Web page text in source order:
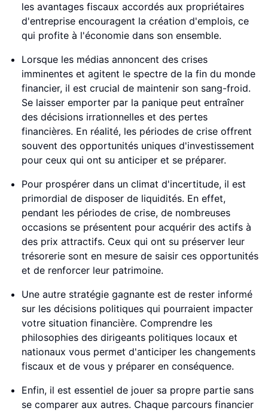
les avantages fiscaux accordés aux propriétaires
d'entreprise encouragent la création d'emplois, ce
qui profite à l'économie dans son ensemble.
Lorsque les médias annoncent des crises
imminentes et agitent le spectre de la fin du monde
financier, il est crucial de maintenir son sang-froid.
Se laisser emporter par la panique peut entraîner
des décisions irrationnelles et des pertes
financières. En réalité, les périodes de crise offrent
souvent des opportunités uniques d'investissement
pour ceux qui ont su anticiper et se préparer.
Pour prospérer dans un climat d'incertitude, il est
primordial de disposer de liquidités. En effet,
pendant les périodes de crise, de nombreuses
occasions se présentent pour acquérir des actifs à
des prix attractifs. Ceux qui ont su préserver leur
trésorerie sont en mesure de saisir ces opportunités
et de renforcer leur patrimoine.
Une autre stratégie gagnante est de rester informé
sur les décisions politiques qui pourraient impacter
votre situation financière. Comprendre les
philosophies des dirigeants politiques locaux et
nationaux vous permet d'anticiper les changements
fiscaux et de vous y préparer en conséquence.
Enfin, il est essentiel de jouer sa propre partie sans
se comparer aux autres. Chaque parcours financier